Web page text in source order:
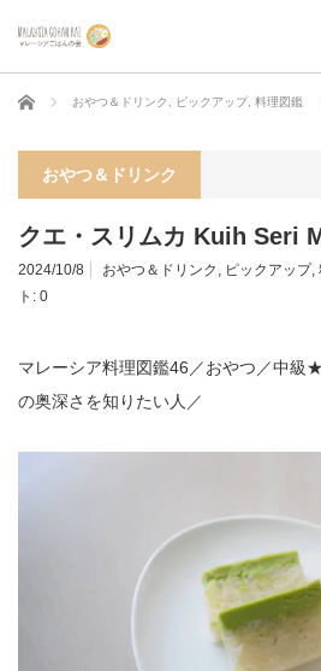
ホーム おやつ＆ドリンク ピックアップ, 料理図鑑
おやつ＆ドリンク
クエ・スリムカ Kuih Seri
2024/10/8 おやつ＆ドリンク , ピックアップ,
ト: 0
マレーシア料理図鑑46／おやつ／中
の奥深さを知りたい人／